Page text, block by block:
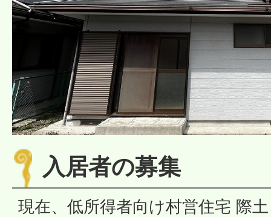
入居者の募集
現在、低所得者向け村営住宅 際